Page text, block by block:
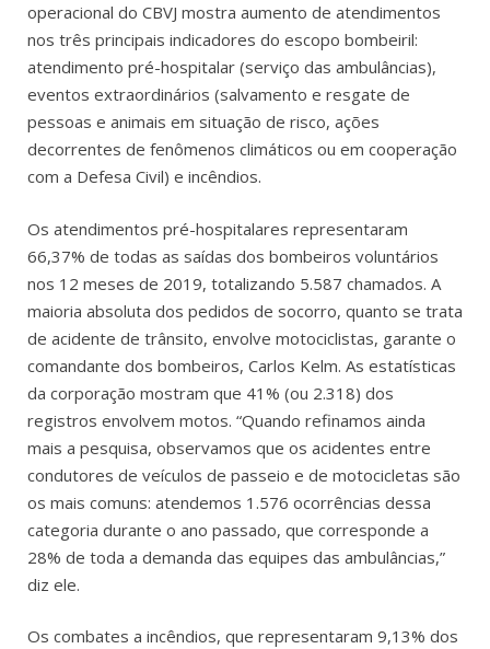
operacional do CBVJ mostra aumento de atendimentos
nos três principais indicadores do escopo bombeiril:
atendimento pré-hospitalar (serviço das ambulâncias),
eventos extraordinários (salvamento e resgate de
pessoas e animais em situação de risco, ações
decorrentes de fenômenos climáticos ou em cooperação
com a Defesa Civil) e incêndios.
Os atendimentos pré-hospitalares representaram
66,37% de todas as saídas dos bombeiros voluntários
nos 12 meses de 2019, totalizando 5.587 chamados. A
maioria absoluta dos pedidos de socorro, quanto se trata
de acidente de trânsito, envolve motociclistas, garante o
comandante dos bombeiros, Carlos Kelm. As estatísticas
da corporação mostram que 41% (ou 2.318) dos
registros envolvem motos. “Quando refinamos ainda
mais a pesquisa, observamos que os acidentes entre
condutores de veículos de passeio e de motocicletas são
os mais comuns: atendemos 1.576 ocorrências dessa
categoria durante o ano passado, que corresponde a
28% de toda a demanda das equipes das ambulâncias,”
diz ele.
Os combates a incêndios, que representaram 9,13% dos